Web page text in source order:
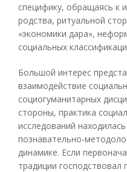
специфику, обращаясь к
родства, ритуальной
«экономики дара»,
социальных
Большой интерес
взаимодействие
социогуманитарных
стороны, практика
исследований
познавательно-
динамике. Если
традиции господствовал